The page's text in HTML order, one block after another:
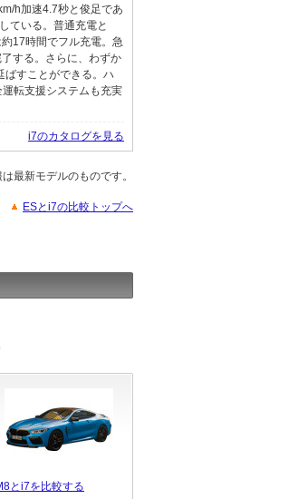
h加速4.7秒と俊足であ
ている。普通充電と
17時間でフル充電。急
する。さらに、わずか
ばすことができる。ハ
転支援システムも充実
i7のカタログを見る
最新モデルのものです。
ESとi7の比較トップへ
とi7を比較する